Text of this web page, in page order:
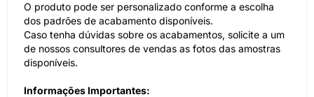
O produto pode ser personalizado conforme a escolha
dos padrões de acabamento disponíveis.
Caso tenha dúvidas sobre os acabamentos, solicite a um
de nossos consultores de vendas as fotos das amostras
disponíveis.
Informações Importantes: